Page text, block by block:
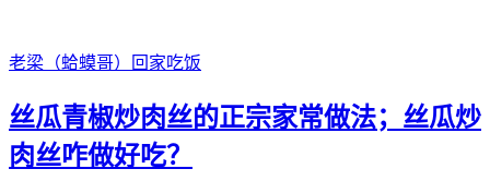
老梁（蛤蟆哥） 回家吃饭
丝瓜青椒炒肉丝的正宗家常做法；丝瓜炒
肉丝咋做好吃？